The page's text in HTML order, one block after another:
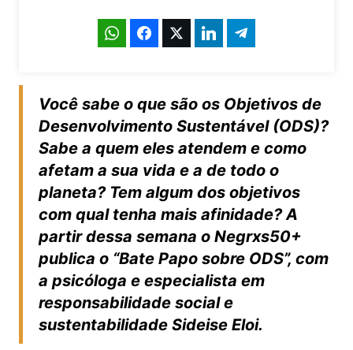
Você sabe o que são os Objetivos de
Desenvolvimento Sustentável (ODS)?
Sabe a quem eles atendem e como
afetam a sua vida e a de todo o
planeta? Tem algum dos objetivos
com qual tenha mais afinidade? A
partir dessa semana o Negrxs50+
publica o “Bate Papo sobre ODS”, com
a psicóloga e especialista em
responsabilidade social e
sustentabilidade Sideise Eloi.